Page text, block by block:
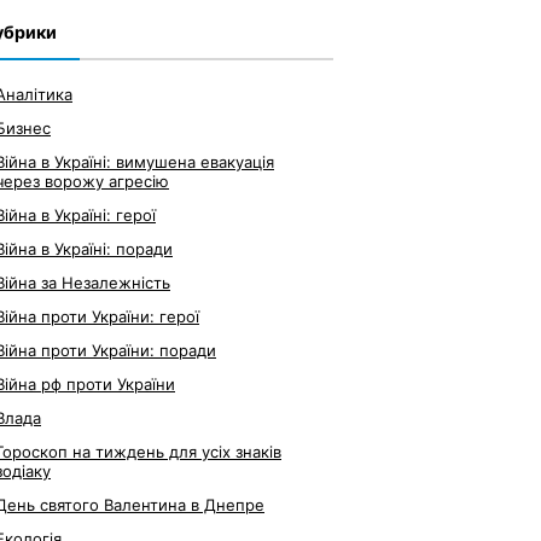
в Україні: вимушена евакуація
ворожу агресію
в Україні: герої
в Україні: поради
за Незалежність
проти України: герої
проти України: поради
рф проти України
на тиждень для усіх знаків
святого Валентина в Днепре